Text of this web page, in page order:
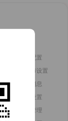
内容配置
多城市设置
模板消息
分类设置
评价管理